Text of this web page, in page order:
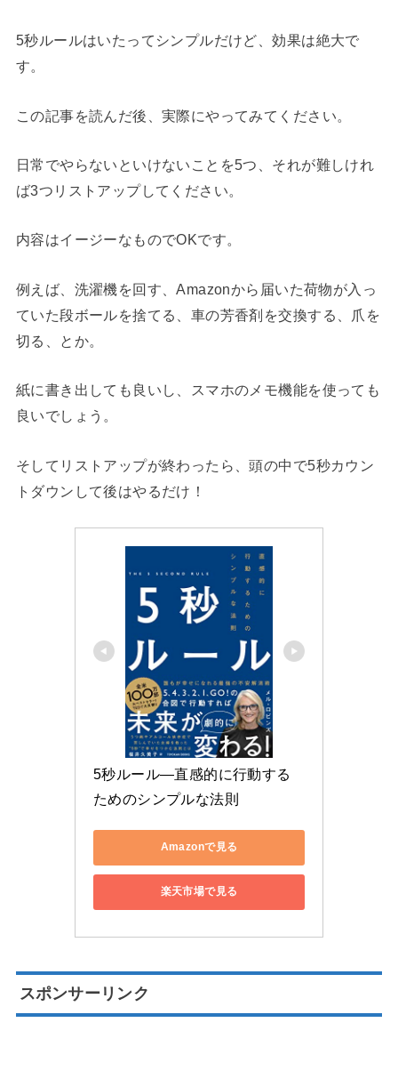
5秒ルールはいたってシンプルだけど、効果は絶大で
す。
この記事を読んだ後、実際にやってみてください。
日常でやらないといけないことを5つ、それが難しけれ
ば3つリストアップしてください。
内容はイージーなものでOKです。
例えば、洗濯機を回す、Amazonから届いた荷物が入っ
ていた段ボールを捨てる、車の芳香剤を交換する、爪を
切る、とか。
紙に書き出しても良いし、スマホのメモ機能を使っても
良いでしょう。
そしてリストアップが終わったら、頭の中で5秒カウン
トダウンして後はやるだけ！
5秒ルール―直感的に行動する
ためのシンプルな法則
Amazonで見る
楽天市場で見る
スポンサーリンク